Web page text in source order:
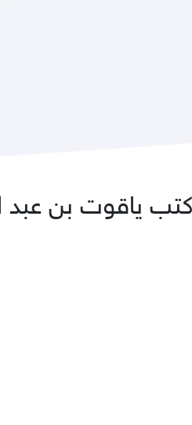
بن عبد الله